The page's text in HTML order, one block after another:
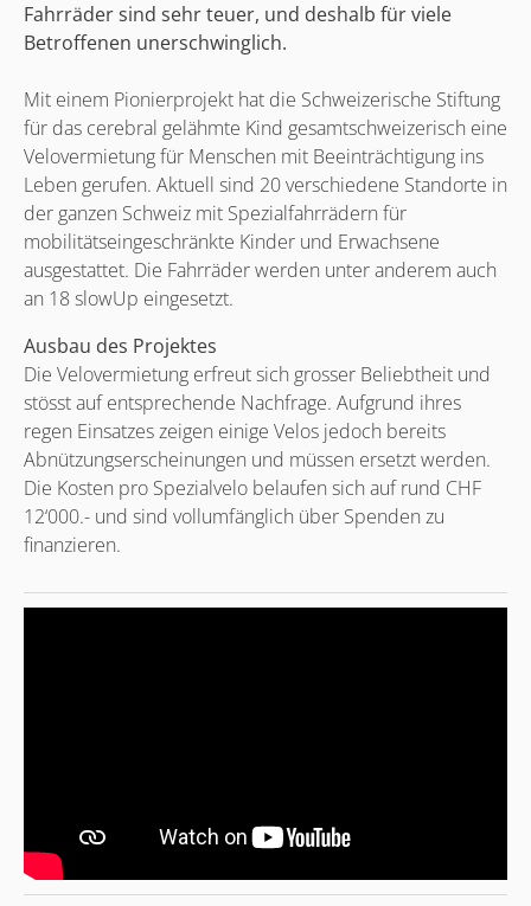
Fahrräder sind sehr teuer, und deshalb für viele
Betroffenen unerschwinglich.
Mit einem Pionierprojekt hat die Schweizerische Stiftung
für das cerebral gelähmte Kind gesamtschweizerisch eine
Velovermietung für Menschen mit Beeinträchtigung ins
Leben gerufen. Aktuell sind 20 verschiedene Standorte in
der ganzen Schweiz mit Spezialfahrrädern für
mobilitätseingeschränkte Kinder und Erwachsene
ausgestattet. Die Fahrräder werden unter anderem auch
an 18 slowUp eingesetzt.
Ausbau des Projektes
Die Velovermietung erfreut sich grosser Beliebtheit und
stösst auf entsprechende Nachfrage. Aufgrund ihres
regen Einsatzes zeigen einige Velos jedoch bereits
Abnützungserscheinungen und müssen ersetzt werden.
Die Kosten pro Spezialvelo belaufen sich auf rund CHF
12‘000.- und sind vollumfänglich über Spenden zu
finanzieren.